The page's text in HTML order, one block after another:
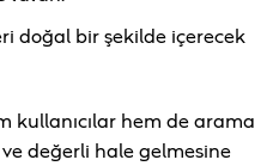
doğal bir şekilde içerecek
kullanıcılar hem de arama
değerli hale gelmesine